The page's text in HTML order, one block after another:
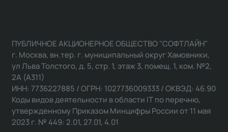
ПУБЛИЧНОЕ АКЦИОНЕРНОЕ ОБЩЕСТВО "СОФТЛАЙН"
г. Москва, вн.тер. г. муниципальный округ Хамовники,
ул Льва Толстого, д. 5, стр. 1, этаж 3, помещ. 1, ком. №2,
2А (А311)
ИНН: 7736227885 / ОГРН: 1027736009333 / ОКВЭД: 46.90
Коды видов деятельности в области IT по перечню,
утвержденному Приказом Минцифры России от 11 мая
2023 г. № 449: 2.01, 27.01, 4.01